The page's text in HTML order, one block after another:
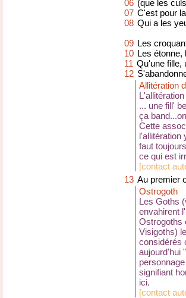
06 (que les
07 C'est pour
08 Qui a les
09 Les
10 Les étonne,
11 Qu'une fille,
12
Allitération
... une fill'
ça
Cette
l'allitération
faut
ce qui est
[contact
13 Au premier
Ostrogoth
Les Goths
envahirent
Ostrogoths
Visigoths)
considérés
aujourd'hui
signifiant
ici.
[contact